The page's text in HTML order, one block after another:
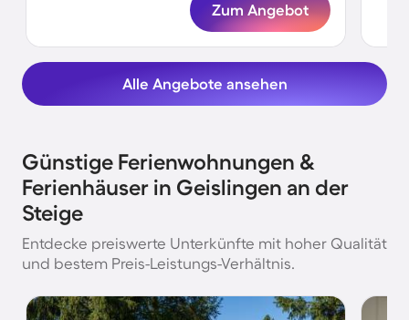
Zum Angebot
Alle Angebote ansehen
Günstige Ferienwohnungen &
Ferienhäuser in Geislingen an der
Steige
Entdecke preiswerte Unterkünfte mit hoher Qualität
und bestem Preis-Leistungs-Verhältnis.